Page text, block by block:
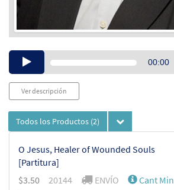
Audio00:00
Ver descripción
Todos los Productos (2)
O Jesus, Healer of Wounded Souls
[Partitura]
$3.50 20144 ENVÍO Cant Min